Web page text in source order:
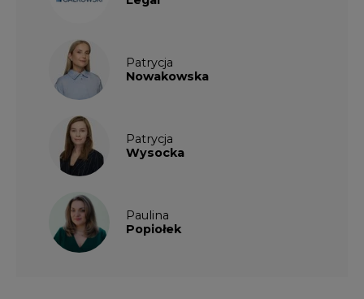
Patrycja
Nowakowska
Patrycja
Wysocka
Paulina
Popiołek